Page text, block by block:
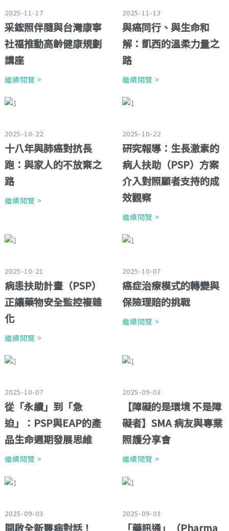
2025-11-17
采鋐照伴隨與台灣康寧
社福推動高齡健康規劃
講座
繼續閱覽 >
2025-11-13
與癌同行、與生命和
解：凱西的溫柔力量之
路
繼續閱覽 >
2025-10-22
十八年與肺癌對抗長
跑：與家人的不放棄之
路
繼續閱覽 >
2025-10-22
研究報導：生長激素的
病人扶助（PSP）方案
介入對照顧者支持的成
效觀察
繼續閱覽 >
2025-10-21
病患扶助計畫（PSP）
正讓藥物安全監控複雜
化
繼續閱覽 >
2025-10-07
癌症治療模式的轉變與
保險理賠的挑戰
繼續閱覽 >
2025-10-07
從「永續」到「急
迫」：PSP與EAP的產
品生命週期發展思維
繼續閱覽 >
2025-09-03
【障礙的是環境 不是障
礙者】SMA 病友與專業
照護分享會
繼續閱覽 >
2025-09-03
開啟全新醫病對話！
2025-09-03
「藥訊通」（Pharma